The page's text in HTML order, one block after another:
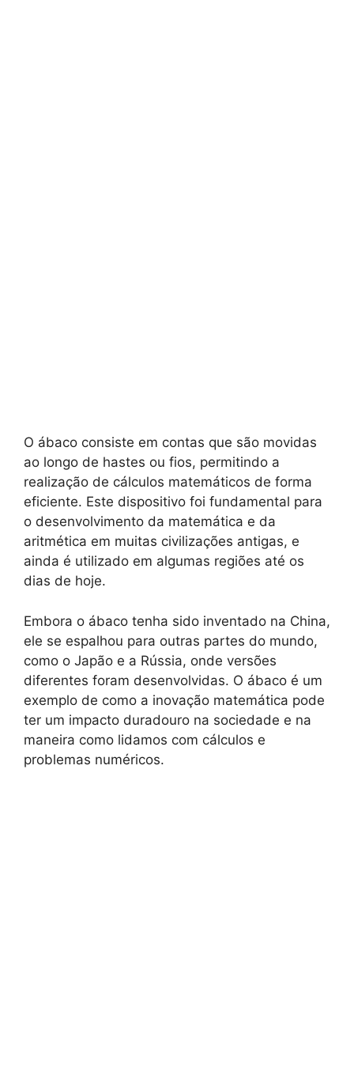
O ábaco consiste em contas que são movidas
ao longo de hastes ou fios, permitindo a
realização de cálculos matemáticos de forma
eficiente. Este dispositivo foi fundamental para
o desenvolvimento da matemática e da
aritmética em muitas civilizações antigas, e
ainda é utilizado em algumas regiões até os
dias de hoje.
Embora o ábaco tenha sido inventado na China,
ele se espalhou para outras partes do mundo,
como o Japão e a Rússia, onde versões
diferentes foram desenvolvidas. O ábaco é um
exemplo de como a inovação matemática pode
ter um impacto duradouro na sociedade e na
maneira como lidamos com cálculos e
problemas numéricos.